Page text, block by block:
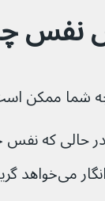
چه
شما ممکن
که نفس خود
دهانش را باز